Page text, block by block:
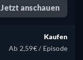
Jetzt anschauen
Kaufen
Ab 2,59€ / Episode